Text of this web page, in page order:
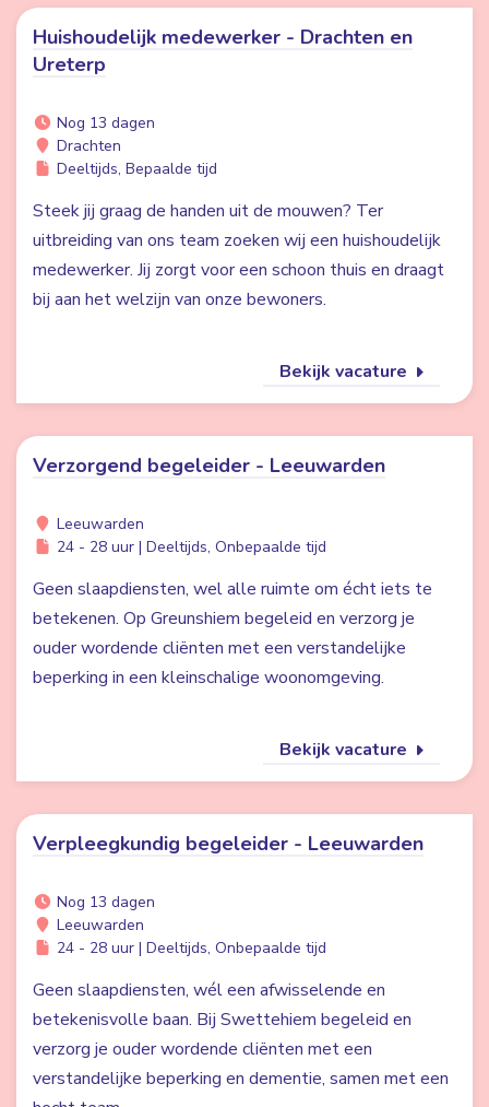
Huishoudelijk medewerker - Drachten en
Ureterp
Nog 13 dagen
Drachten
Deeltijds, Bepaalde tijd
Steek jij graag de handen uit de mouwen? Ter
uitbreiding van ons team zoeken wij een huishoudelijk
medewerker. Jij zorgt voor een schoon thuis en draagt
bij aan het welzijn van onze bewoners.
Bekijk vacature
Verzorgend begeleider - Leeuwarden
Leeuwarden
24 - 28 uur | Deeltijds, Onbepaalde tijd
Geen slaapdiensten, wel alle ruimte om écht iets te
betekenen. Op Greunshiem begeleid en verzorg je
ouder wordende cliënten met een verstandelijke
beperking in een kleinschalige woonomgeving.
Bekijk vacature
Verpleegkundig begeleider - Leeuwarden
Nog 13 dagen
Leeuwarden
24 - 28 uur | Deeltijds, Onbepaalde tijd
Geen slaapdiensten, wél een afwisselende en
betekenisvolle baan. Bij Swettehiem begeleid en
verzorg je ouder wordende cliënten met een
verstandelijke beperking en dementie, samen met een